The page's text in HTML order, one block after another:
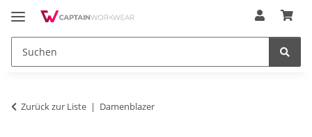
Zurück zur Liste Damenblazer